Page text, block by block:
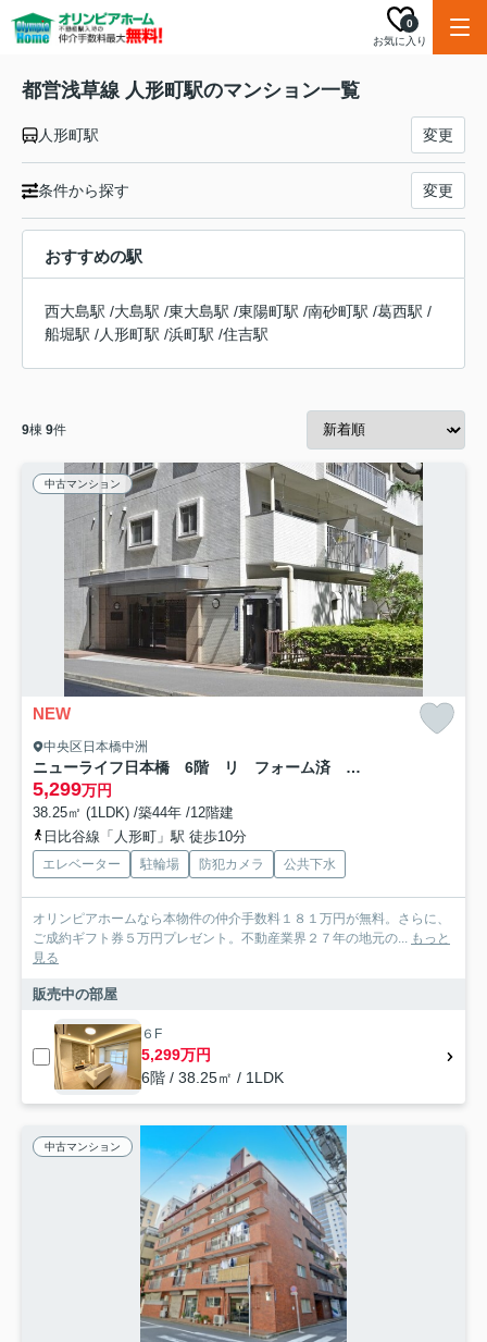
お気に入り
0
都営浅草線 人形町駅のマンション一覧
人形町駅 変更
条件から探す 変更
おすすめの駅
西大島駅 /大島駅 /東大島駅 /東陽町駅 /南砂町駅 /葛西駅 /
船堀駅 /人形町駅 /浜町駅 /住吉駅
9棟 9件
中古マンション
NEW
中央区日本橋中洲
ニューライフ日本橋 6階 リ フォーム済 家具付
5,299万円
38.25㎡ (1LDK) /築44年 /12階建
日比谷線「人形町」駅 徒歩10分
エレベーター 駐輪場 防犯カメラ 公共下水
オリンピアホームなら本物件の仲介手数料１８１万円が無料。さらに、
ご成約ギフト券５万円プレゼント。不動産業界２７年の地元の... もっと
見る
販売中の部屋
６F
5,299万円
6階 / 38.25㎡ / 1LDK
中古マンション